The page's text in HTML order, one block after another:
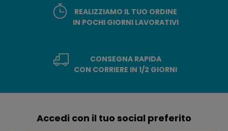
REALIZZIAMO IL TUO ORDINE
IN POCHI GIORNI LAVORATIVI
CONSEGNA RAPIDA
CON CORRIERE IN 1/2 GIORNI
Accedi con il tuo social preferito